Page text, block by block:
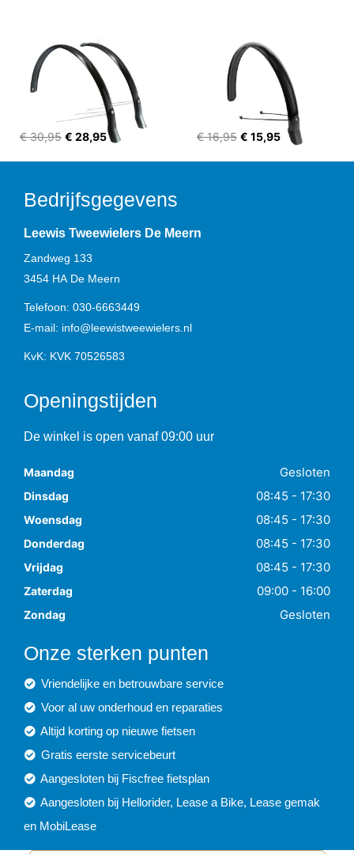
€ 30,95 € 28,95 € 16,95 € 15,95
Bedrijfsgegevens
Leewis Tweewielers De Meern
Zandweg 133
3454 HA De Meern
Telefoon: 030-6663449
E-mail: info@leewistweewielers.nl
KvK: KVK 70526583
Openingstijden
De winkel is open vanaf 09:00 uur
Maandag Gesloten
Dinsdag 08:45 - 17:30
Woensdag 08:45 - 17:30
Donderdag 08:45 - 17:30
Vrijdag 08:45 - 17:30
Zaterdag 09:00 - 16:00
Zondag Gesloten
Onze sterken punten
Vriendelijke en betrouwbare service
Voor al uw onderhoud en reparaties
Altijd korting op nieuwe fietsen
Gratis eerste servicebeurt
Aangesloten bij Fiscfree fietsplan
Aangesloten bij Hellorider, Lease a Bike, Lease gemak
en MobiLease